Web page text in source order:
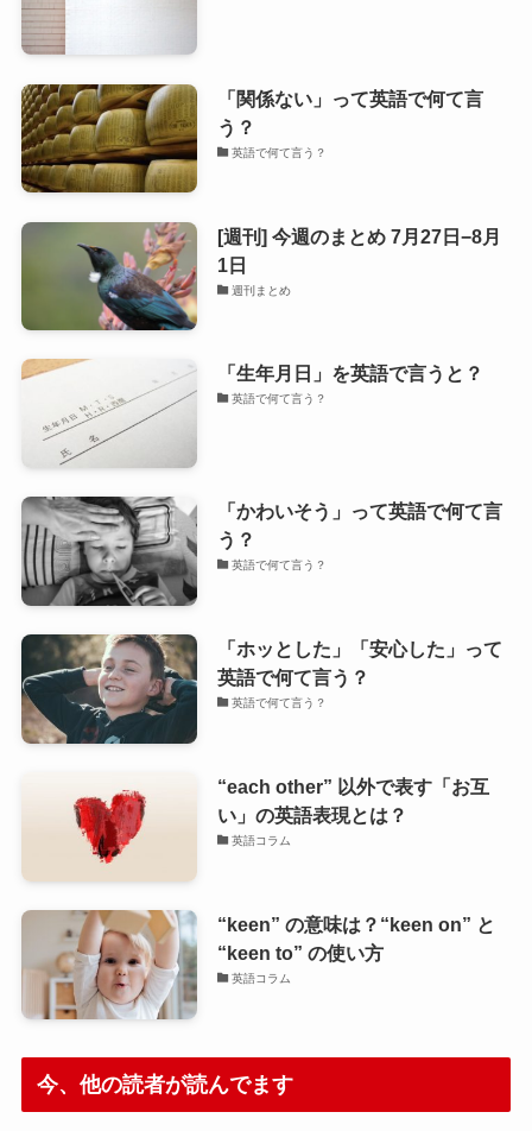
「関係ない」って英語で何て言
う？
英語で何て言う？
[週刊] 今週のまとめ 7月27日−8月
1日
週刊まとめ
「生年月日」を英語で言うと？
英語で何て言う？
「かわいそう」って英語で何て言
う？
英語で何て言う？
「ホッとした」「安心した」って
英語で何て言う？
英語で何て言う？
“each other” 以外で表す「お互
い」の英語表現とは？
英語コラム
“keen” の意味は？“keen on” と
“keen to” の使い方
英語コラム
今、他の読者が読んでます